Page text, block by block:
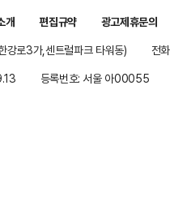
개 편집규약
광고제휴문의
강로3가,센트럴파크 타워동)
전
등록번호: 서울 아00055